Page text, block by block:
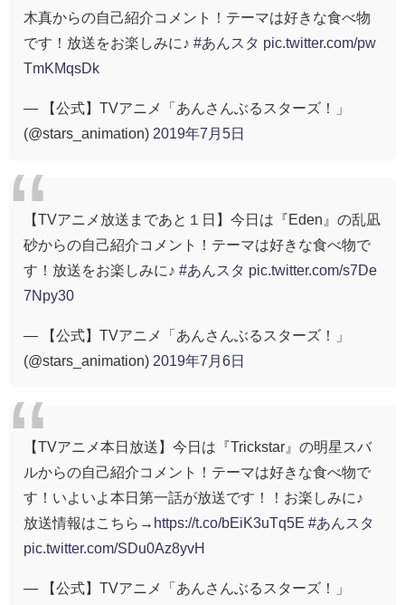
木真からの自己紹介コメント！テーマは好きな食べ物
です！放送をお楽しみに♪ #あんスタ pic.twitter.com/pw
TmKMqsDk
— 【公式】TVアニメ「あんさんぶるスターズ！」
(@stars_animation) 2019年7月5日
【TVアニメ放送まであと１日】今日は『Eden』の乱凪
砂からの自己紹介コメント！テーマは好きな食べ物で
す！放送をお楽しみに♪ #あんスタ pic.twitter.com/s7De
7Npy30
— 【公式】TVアニメ「あんさんぶるスターズ！」
(@stars_animation) 2019年7月6日
【TVアニメ本日放送】今日は『Trickstar』の明星スバ
ルからの自己紹介コメント！テーマは好きな食べ物で
す！いよいよ本日第一話が放送です！！お楽しみに♪
放送情報はこちら→ https://t.co/bEiK3uTq5E #あんスタ
pic.twitter.com/SDu0Az8yvH
— 【公式】TVアニメ「あんさんぶるスターズ！」